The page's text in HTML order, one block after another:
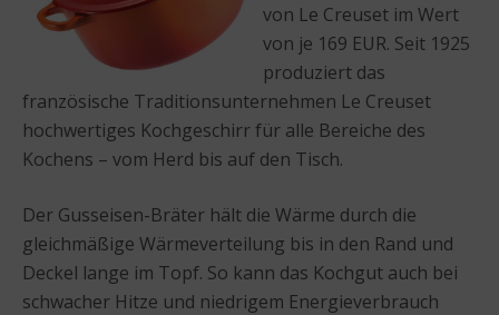
von Le Creuset im Wert
von je 169 EUR. Seit 1925
produziert das
französische Traditionsunternehmen Le Creuset
hochwertiges Kochgeschirr für alle Bereiche des
Kochens – vom Herd bis auf den Tisch.
Der Gusseisen-Bräter hält die Wärme durch die
gleichmäßige Wärmeverteilung bis in den Rand und
Deckel lange im Topf. So kann das Kochgut auch bei
schwacher Hitze und niedrigem Energieverbrauch